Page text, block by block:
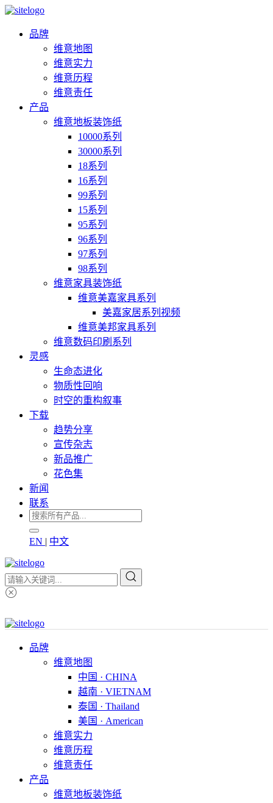
品牌
维意地图
维意实力
维意历程
维意责任
产品
维意地板装饰纸
10000系列
30000系列
18系列
16系列
99系列
15系列
95系列
96系列
97系列
98系列
维意家具装饰纸
维意美嘉家具系列
美嘉家居系列视频
维意美邦家具系列
维意数码印刷系列
灵感
生命态进化
物质性回响
时空的重构叙事
下载
趋势分享
宣传杂志
新品推广
花色集
新闻
联系
EN | 中文
品牌
维意地图
中国 · CHINA
越南 · VIETNAM
泰国 · Thailand
美国 · American
维意实力
维意历程
维意责任
产品
维意地板装饰纸